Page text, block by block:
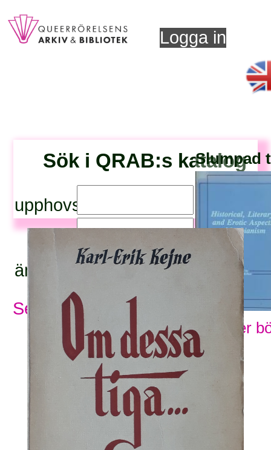
Logga in
Sök i QRAB:s katalog
upphovsperson:
titel:
ämnesord:
Se alla ämnesord
Slumpad
Visa fler